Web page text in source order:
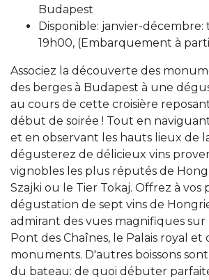
Budapest
Disponible: janvier-décembre:
19h00, (Embarquement à
Associez la découverte des
des berges à Budapest à une
au cours de cette croisière
début de soirée ! Tout en
et en observant les hauts lieux de
dégusterez de délicieux vins
vignobles les plus réputés de
Szajki ou le Tier Tokaj. Offrez à vos
dégustation de sept vins de
admirant des vues magnifiques
Pont des Chaînes, le Palais royal et
monuments. D'autres boissons
du bateau: de quoi débuter